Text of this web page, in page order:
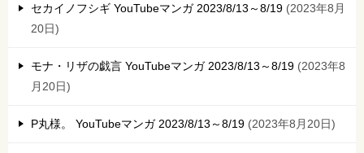
セカイノフシギ YouTubeマンガ 2023/8/13～8/19
2023年8月
20日
モナ・リザの戯言 YouTubeマンガ 2023/8/13～8/19
2023年8
月20日
P丸様。 YouTubeマンガ 2023/8/13～8/19 2023年8月20日